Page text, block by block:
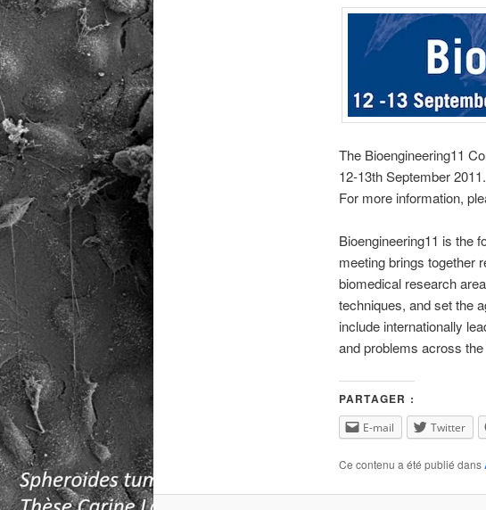
The Bioengineering11
12-13th September 2011.
For more information,
Bioengineering11 is the
meeting brings together
biomedical research
techniques, and set the
include internationally
and problems across
PARTAGER :
E-mail Twitter
Ce contenu a été publié dans